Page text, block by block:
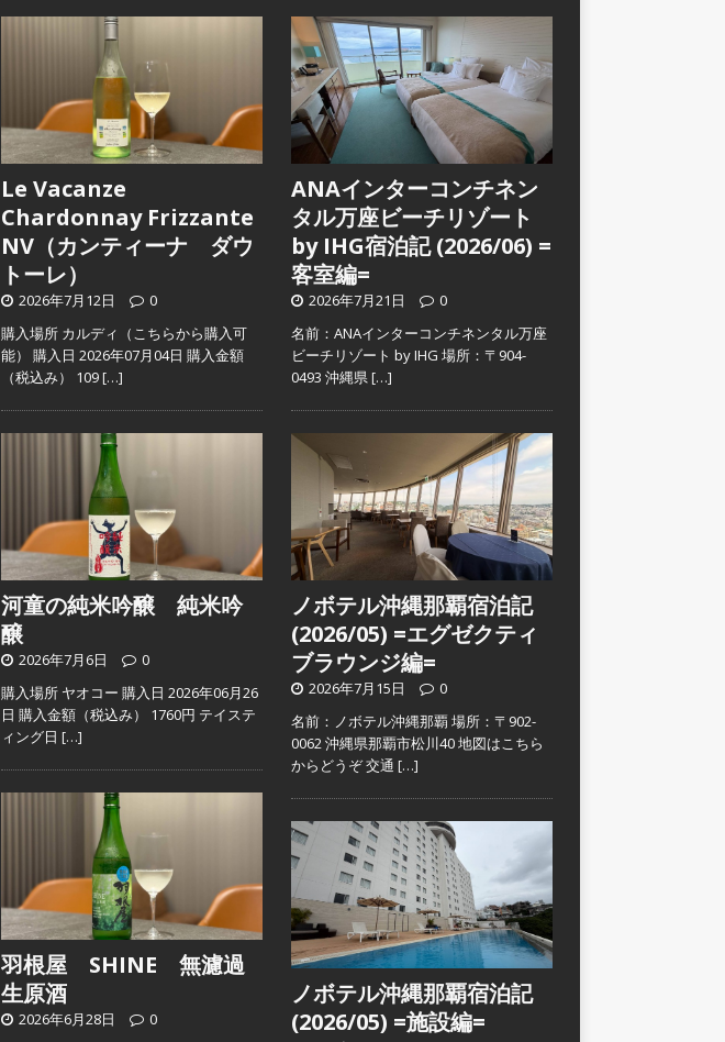
Le Vacanze
Chardonnay Frizzante
NV（カンティーナ ダウ
トーレ）
2026年7月12日
0
購入場所 カルディ（こちらから購入可
能） 購入日 2026年07月04日 購入金額
（税込み） 109[…]
河童の純米吟醸 純米吟
醸
2026年7月6日
0
購入場所 ヤオコー 購入日 2026年06月26
日 購入金額（税込み） 1760円 テイステ
ィング日 […]
羽根屋 SHINE 無濾過
生原酒
2026年6月28日
0
ANAインターコンチネン
タル万座ビーチリゾート
by IHG宿泊記 (2026/06) =
客室編=
2026年7月21日
0
名前：ANAインターコンチネンタル万座
ビーチリゾート by IHG 場所：〒904-
0493 沖縄県[…]
ノボテル沖縄那覇宿泊記
(2026/05) =エグゼクティ
ブラウンジ編=
2026年7月15日
0
名前：ノボテル沖縄那覇 場所：〒902-
0062 沖縄県那覇市松川40 地図はこちら
からどうぞ 交通 […]
ノボテル沖縄那覇宿泊記
(2026/05) =施設編=